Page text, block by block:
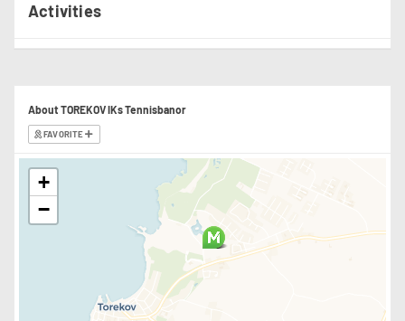
Activities
About TOREKOV IKs Tennisbanor
FAVORITE
+
−